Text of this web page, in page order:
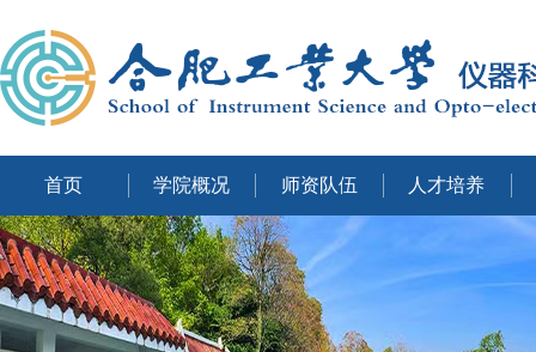
首页 学院概况 师资队伍 人才培养